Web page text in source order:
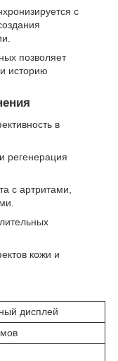
с
позволяет
историю
в
регенерация
с артритами,
кожи и
дисплей